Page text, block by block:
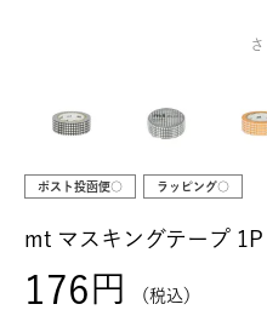
ポスト投函便○ ラッピング○
mt マスキングテープ
176 税込